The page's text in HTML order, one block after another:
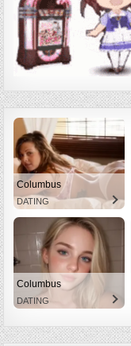
Columbus
DATING
Columbus
DATING